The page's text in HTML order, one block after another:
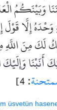
وَبَيْنَكُمُ
إِلَّا قَوْلَ
لَكَ مِنَ
أَنَبْنَا
: 4]
üsvetün